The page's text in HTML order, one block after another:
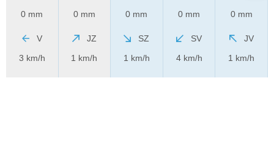
0 mm
V
3 km/h
0 mm
JZ
1 km/h
0 mm
SZ
1 km/h
0 mm
SV
4 km/h
0 mm
JV
1 km/h